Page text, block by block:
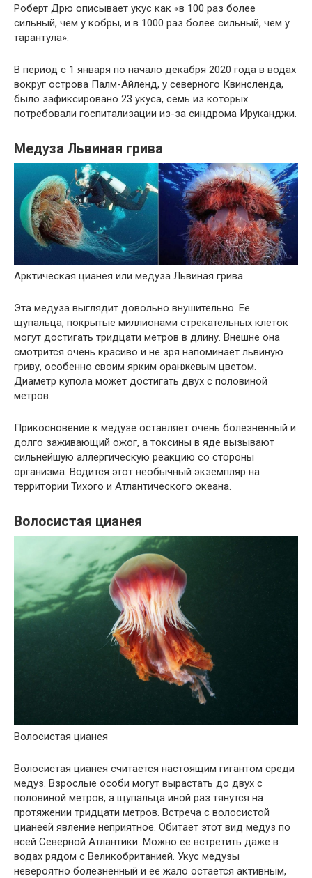
Роберт Дрю описывает укус как «в 100 раз более
сильный, чем у кобры, и в 1000 раз более сильный, чем у
тарантула».
В период с 1 января по начало декабря 2020 года в водах
вокруг острова Палм-Айленд, у северного Квинсленда,
было зафиксировано 23 укуса, семь из которых
потребовали госпитализации из-за синдрома Ируканджи.
Медуза Львиная грива
Арктическая цианея или медуза Львиная грива
Эта медуза выглядит довольно внушительно. Ее
щупальца, покрытые миллионами стрекательных клеток
могут достигать тридцати метров в длину. Внешне она
смотрится очень красиво и не зря напоминает львиную
гриву, особенно своим ярким оранжевым цветом.
Диаметр купола может достигать двух с половиной
метров.
Прикосновение к медузе оставляет очень болезненный и
долго заживающий ожог, а токсины в яде вызывают
сильнейшую аллергическую реакцию со стороны
организма. Водится этот необычный экземпляр на
территории Тихого и Атлантического океана.
Волосистая цианея
Волосистая цианея
Волосистая цианея считается настоящим гигантом среди
медуз. Взрослые особи могут вырастать до двух с
половиной метров, а щупальца иной раз тянутся на
протяжении тридцати метров. Встреча с волосистой
цианеей явление неприятное. Обитает этот вид медуз по
всей Северной Атлантики. Можно ее встретить даже в
водах рядом с Великобританией. Укус медузы
невероятно болезненный и ее жало остается активным,